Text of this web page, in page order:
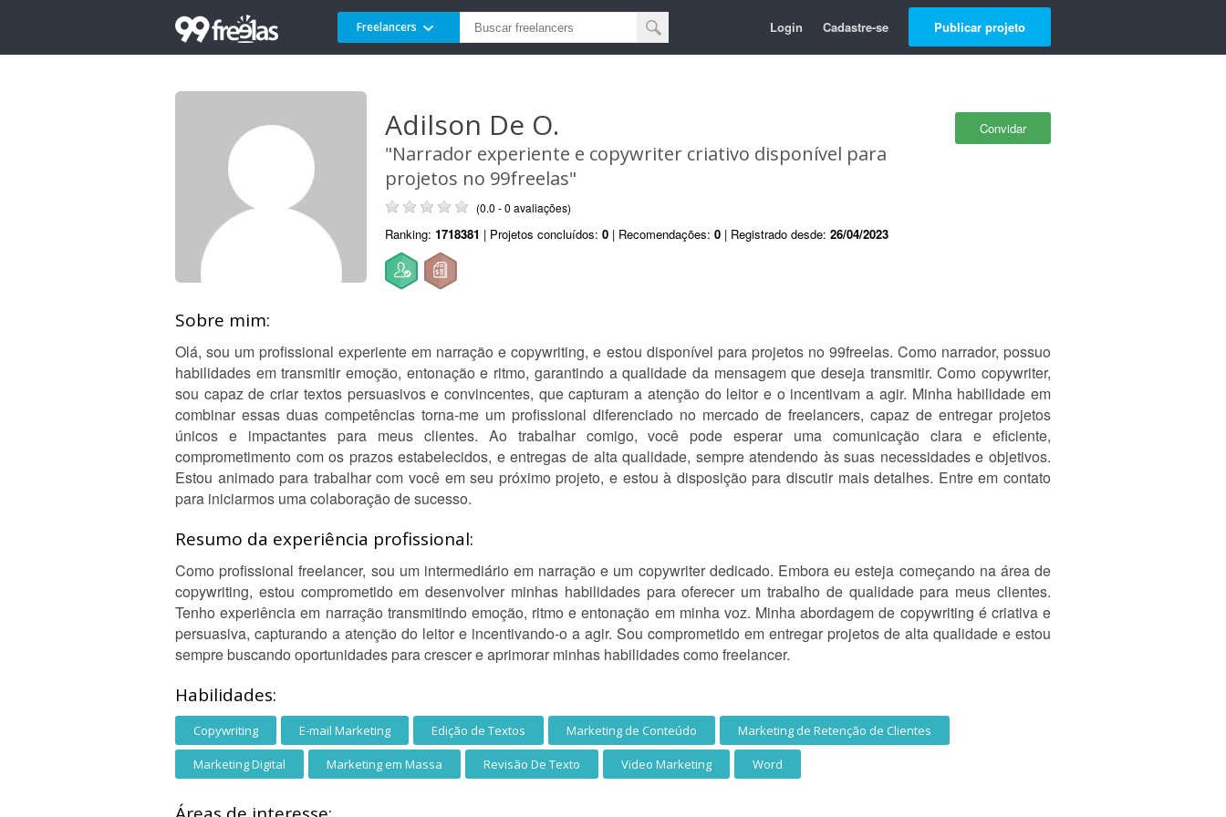
Freelancers Login Cadastre-se Publicar projeto
Convidar
Adilson De O.
"Narrador experiente e copywriter criativo disponível para
projetos no 99freelas"
(0.0 - 0 avaliações)
Ranking: 1718381 | Projetos concluídos: 0 | Recomendações: 0 | Registrado desde: 26/04/2023
Sobre mim:
Olá, sou um profissional experiente em narração e copywriting, e estou disponível para projetos no 99freelas. Como narrador, possuo
habilidades em transmitir emoção, entonação e ritmo, garantindo a qualidade da mensagem que deseja transmitir. Como copywriter,
sou capaz de criar textos persuasivos e convincentes, que capturam a atenção do leitor e o incentivam a agir. Minha habilidade em
combinar essas duas competências torna-me um profissional diferenciado no mercado de freelancers, capaz de entregar projetos
únicos e impactantes para meus clientes. Ao trabalhar comigo, você pode esperar uma comunicação clara e eficiente,
comprometimento com os prazos estabelecidos, e entregas de alta qualidade, sempre atendendo às suas necessidades e objetivos.
Estou animado para trabalhar com você em seu próximo projeto, e estou à disposição para discutir mais detalhes. Entre em contato
para iniciarmos uma colaboração de sucesso.
Resumo da experiência profissional:
Como profissional freelancer, sou um intermediário em narração e um copywriter dedicado. Embora eu esteja começando na área de
copywriting, estou comprometido em desenvolver minhas habilidades para oferecer um trabalho de qualidade para meus clientes.
Tenho experiência em narração transmitindo emoção, ritmo e entonação em minha voz. Minha abordagem de copywriting é criativa e
persuasiva, capturando a atenção do leitor e incentivando-o a agir. Sou comprometido em entregar projetos de alta qualidade e estou
sempre buscando oportunidades para crescer e aprimorar minhas habilidades como freelancer.
Habilidades:
Copywriting E-mail Marketing Edição de Textos Marketing de Conteúdo Marketing de Retenção de Clientes
Marketing Digital Marketing em Massa Revisão De Texto Video Marketing Word